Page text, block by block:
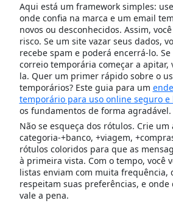
Aqui está um framework simples:
onde confia na marca e um email
novos ou desconhecidos. Assim,
risco. Se um site vazar seus dados,
recebe spam e poderá encerrá-lo.
correio temporária começar a apitar,
la. Quer um primer rápido sobre o
temporários? Este guia para um
temporário para uso online seguro e
os fundamentos de forma agradável.
Não se esqueça dos rótulos. Crie
categoria-+banco, +viagem,
rótulos coloridos para que as
à primeira vista. Com o tempo, você
listas enviam com muita frequência,
respeitam suas preferências, e onde
vale a pena.